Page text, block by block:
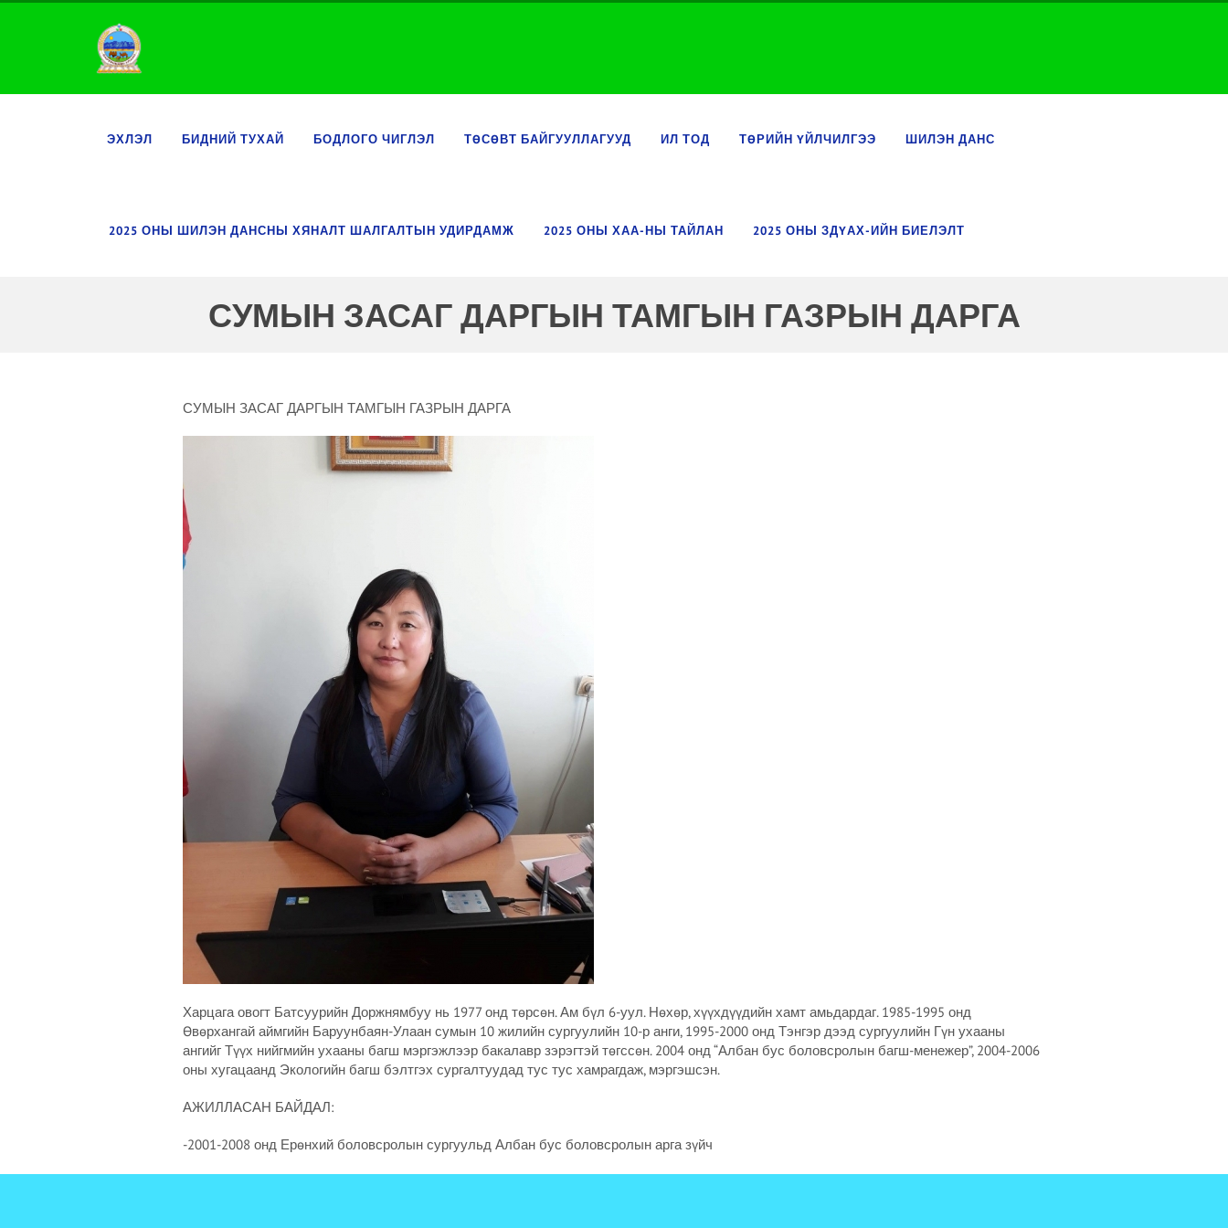
ЭХЛЭЛ БИДНИЙ ТУХАЙ БОДЛОГО ЧИГЛЭЛ ТӨСӨВТ БАЙГУУЛЛАГУУД ИЛ ТОД ТӨРИЙН ҮЙЛЧИЛГЭЭ ШИЛЭН ДАНС
2025 ОНЫ ШИЛЭН ДАНСНЫ ХЯНАЛТ ШАЛГАЛТЫН УДИРДАМЖ 2025 ОНЫ ХАА-НЫ ТАЙЛАН 2025 ОНЫ ЗДҮАХ-ИЙН БИЕЛЭЛТ
СУМЫН ЗАСАГ ДАРГЫН ТАМГЫН ГАЗРЫН ДАРГА
СУМЫН ЗАСАГ ДАРГЫН ТАМГЫН ГАЗРЫН ДАРГА
Харцага овогт Батсуурийн Доржнямбуу нь 1977 онд төрсөн. Ам бүл 6-уул. Нөхөр, хүүхдүүдийн хамт амьдардаг. 1985-1995 онд
Өвөрхангай аймгийн Баруунбаян-Улаан сумын 10 жилийн сургуулийн 10-р анги, 1995-2000 онд Тэнгэр дээд сургуулийн Гүн ухааны
ангийг Түүх нийгмийн ухааны багш мэргэжлээр бакалавр зэрэгтэй төгссөн. 2004 онд “Албан бус боловсролын багш-менежер”, 2004-2006
оны хугацаанд Экологийн багш бэлтгэх сургалтуудад тус тус хамрагдаж, мэргэшсэн.
АЖИЛЛАСАН БАЙДАЛ:
-2001-2008 онд Ерөнхий боловсролын сургуульд Албан бус боловсролын арга зүйч